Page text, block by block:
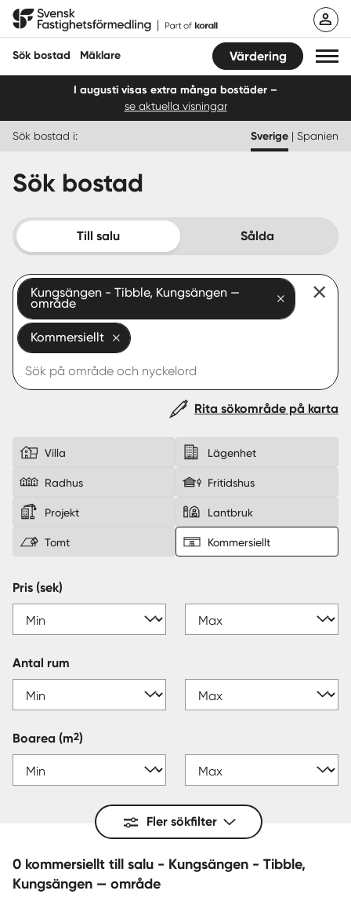
Hoppa
Svensk Fastighetsförmedling
Sök bostad Mäklare Värdering
Sälja
Köpa
Start
Logga in
Sverige|Spanien
I augusti visas extra många bostäder –
se aktuella visningar
Sök bostad i: Sverige | Spanien
Sök bostad
Till salu Sålda
Kungsängen - Tibble, Kungsängen —
område
Kommersiellt
Rita sökområde på karta
Villa Lägenhet
Radhus Fritidshus
Projekt Lantbruk
Tomt Kommersiellt
Pris (sek)
Antal rum
Boarea (m2)
Fler sökfilter
0 kommersiellt till salu - Kungsängen - Tibble,
Kungsängen — område